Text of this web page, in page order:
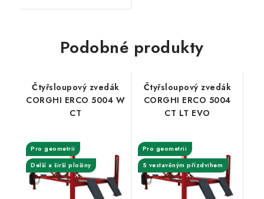
Podobné produkty
Čtyřsloupový zvedák
CORGHI ERCO 5004 W
CT
Pro geometrii
Delší a širší plošiny
Čtyřsloupový zvedák
CORGHI ERCO 5004
CT LT EVO
Pro geometrii
S vestavěným přízdvihem